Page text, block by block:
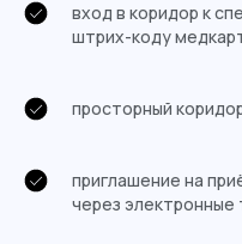
вход в коридор к
штрих-коду
просторный
приглашение на
через электронные